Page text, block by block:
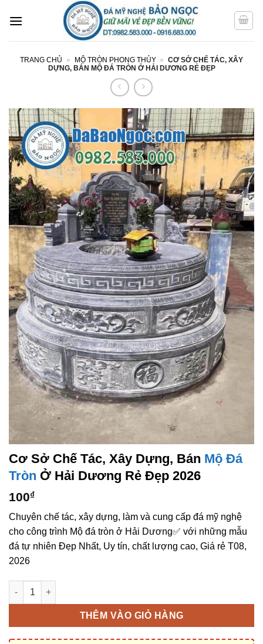
qua
TRANG CHỦ » MỘ TRÒN PHONG THỦY » CƠ SỞ CHẾ TÁC, XÂY
DỰNG, BÁN MỘ ĐÁ TRÒN Ở HẢI DƯƠNG RẺ ĐẸP
Cơ Sở Chế Tác, Xây Dựng, Bán Mộ Đá
Tròn Ở Hải Dương Rẻ Đẹp 2026
100₫
Chuyên chế tác, xây dựng, làm và cung cấp đá mỹ nghệ
cho công trình Mộ đá tròn ở Hải Dương✅ với những mẫu
đá tự nhiên Đẹp Nhất, Uy tín, chất lượng cao, Giá rẻ T08,
2026
Cơ sở chế tác, xây dựng, bán Mộ đá tròn ở Hải Dương rẻ đẹp
THÊM VÀO GIỎ HÀNG